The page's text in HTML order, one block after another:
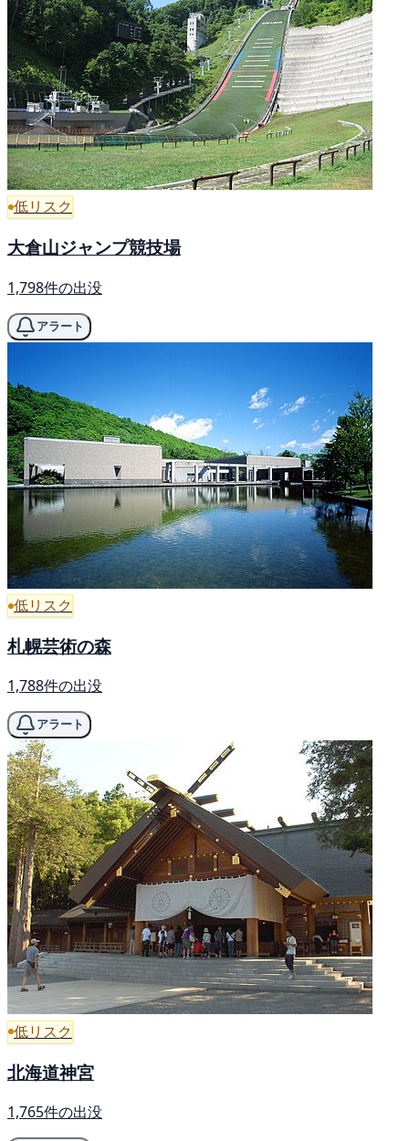
低リスク
大倉山ジャンプ競技場
1,798件の出没
アラート
低リスク
札幌芸術の森
1,788件の出没
アラート
低リスク
北海道神宮
1,765件の出没